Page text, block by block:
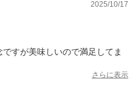
2025/10/17
すが美味しいので満足してま
さらに表示